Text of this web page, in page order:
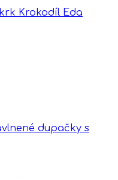
Krokodíl Eda
dupačky s